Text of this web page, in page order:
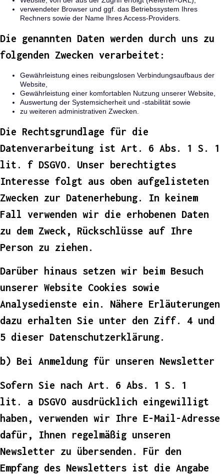
verwendeter Browser und ggf. das Betriebssystem Ihres
Rechners sowie der Name Ihres Access-Providers.
Die genannten Daten werden durch uns zu
folgenden Zwecken verarbeitet:
Gewährleistung eines reibungslosen Verbindungsaufbaus der
Website,
Gewährleistung einer komfortablen Nutzung unserer Website,
Auswertung der Systemsicherheit und -stabilität sowie
zu weiteren administrativen Zwecken.
Die Rechtsgrundlage für die
Datenverarbeitung ist Art. 6 Abs. 1 S. 1
lit. f DSGVO. Unser berechtigtes
Interesse folgt aus oben aufgelisteten
Zwecken zur Datenerhebung. In keinem
Fall verwenden wir die erhobenen Daten
zu dem Zweck, Rückschlüsse auf Ihre
Person zu ziehen.
Darüber hinaus setzen wir beim Besuch
unserer Website Cookies sowie
Analysedienste ein. Nähere Erläuterungen
dazu erhalten Sie unter den Ziff. 4 und
5 dieser Datenschutzerklärung.
b) Bei Anmeldung für unseren Newsletter
Sofern Sie nach Art. 6 Abs. 1 S. 1
lit. a DSGVO ausdrücklich eingewilligt
haben, verwenden wir Ihre E-Mail-Adresse
dafür, Ihnen regelmäßig unseren
Newsletter zu übersenden. Für den
Empfang des Newsletters ist die Angabe